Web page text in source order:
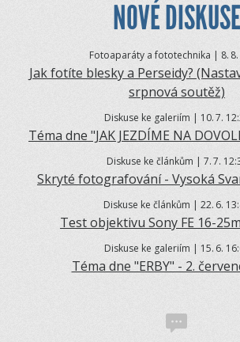
NOVÉ DISKUSE
Fotoaparáty a fototechnika | 8.
Jak fotíte blesky a Perseidy?
srpnová soutěž)
Diskuse ke galeriím | 10.7.
Téma dne "JAK JEZDÍME NA
Diskuse ke článkům | 7.7.
Skryté fotografování - Vysoká
Diskuse ke článkům | 22. 6.
Test objektivu Sony FE 16-
Diskuse ke galeriím | 15. 6.
Téma dne "ERBY" - 2.